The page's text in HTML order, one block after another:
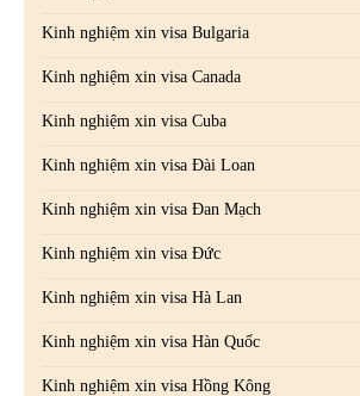
Kinh nghiệm xin visa Bulgaria
Kinh nghiệm xin visa Canada
Kinh nghiệm xin visa Cuba
Kinh nghiệm xin visa Đài Loan
Kinh nghiệm xin visa Đan Mạch
Kinh nghiệm xin visa Đức
Kinh nghiệm xin visa Hà Lan
Kinh nghiệm xin visa Hàn Quốc
Kinh nghiệm xin visa Hồng Kông